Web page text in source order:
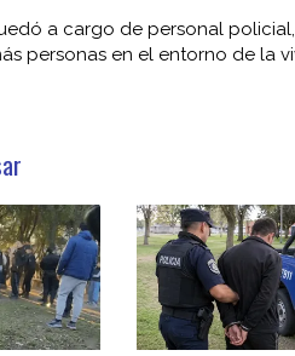
a cargo de personal
personas en el entorno de la